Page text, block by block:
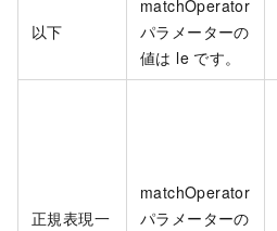
以下
matchOperator
パラメーターの
値は le です。
正規表現一
matchOperator
パラメーターの